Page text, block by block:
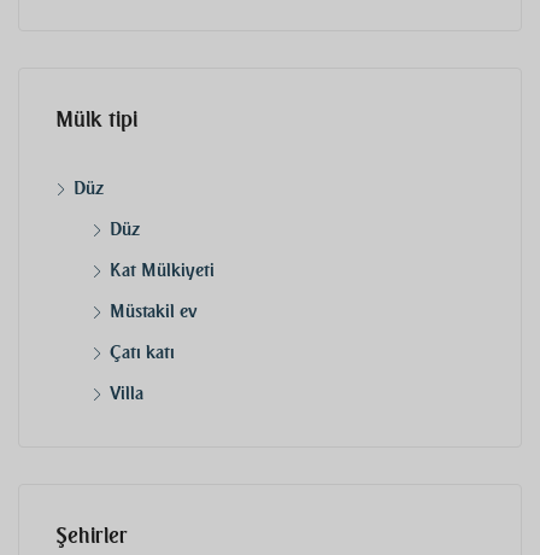
Mülk tipi
Düz
Düz
Kat Mülkiyeti
Müstakil ev
Çatı katı
Villa
Şehirler